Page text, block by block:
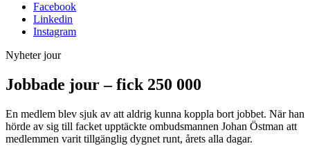
Facebook
Linkedin
Instagram
Nyheterjour
Jobbade jour – fick 250 000
En medlem blev sjuk av att aldrig kunna koppla bort jobbet. När han
hörde av sig till facket upptäckte ombudsmannen Johan Östman att
medlemmen varit tillgänglig dygnet runt, årets alla dagar.